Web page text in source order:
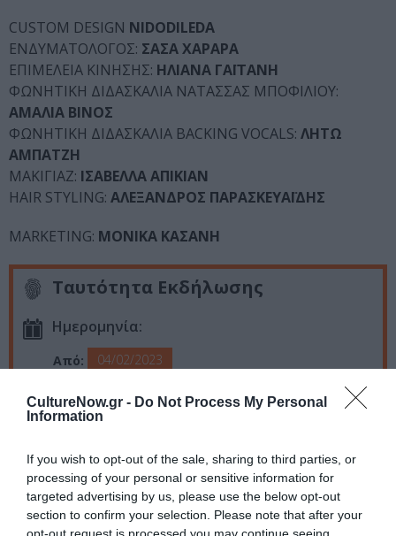
CultureNow.gr - Do Not Process My Personal
Information
If you wish to opt-out of the sale, sharing to third parties, or
processing of your personal or sensitive information for
targeted advertising by us, please use the below opt-out
section to confirm your selection. Please note that after your
opt-out request is processed you may continue seeing
CUSTOM DESIGN NIDODILEDA
ΕΝΔΥΜΑΤΟΛΟΓΟΣ: ΣΑΣΑ ΧΑΡΑΡΑ
ΕΠΙΜΕΛΕΙΑ ΚΙΝΗΣΗΣ: ΗΛΙΑΝΑ ΓΑΪΤΑΝΗ
ΦΩΝΗΤΙΚΗ ΔΙΔΑΣΚΑΛΙΑ ΝΑΤΑΣΣΑΣ ΜΠΟΦΙΛΙΟΥ:
ΑΜΑΛΙΑ ΒΙΝΟΣ
ΦΩΝΗΤΙΚΗ ΔΙΔΑΣΚΑΛΙΑ BACKING VOCALS: ΛΗΤΩ
ΑΜΠΑΤΖΗ
ΜΑΚΙΓΙΑΖ: ΙΣΑΒΕΛΛΑ ΑΠΙΚΙΑΝ
HAIR STYLING: ΑΛΕΞΑΝΔΡΟΣ ΠΑΡΑΣΚΕΥΑΪΔΗΣ
MARKETING: ΜΟΝΙΚΑ ΚΑΣΑΝΗ
Ταυτότητα Εκδήλωσης
Ημερομηνία:
Από:
04/02/2023
Τοποθεσία:
VOX, Ιερά Οδός 16, Αθήνα
Eισιτήρια:
Α ζώνη 35€ | Β ζώνη 30€ | Γ ζώνη 25€ | Δ ζώνη 20€ |